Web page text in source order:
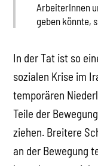
ArbeiterInnen
geben könnte,
In der Tat ist so
sozialen Krise im
temporären
Teile der
ziehen. Breitere
an der Bewegung